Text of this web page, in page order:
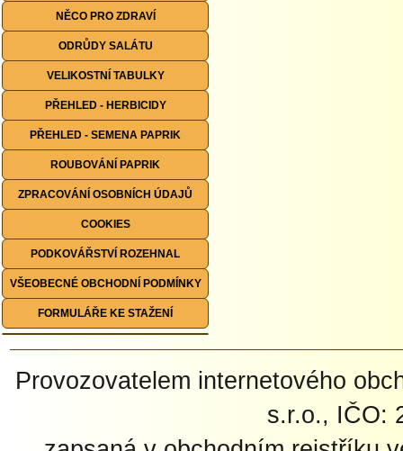
NĚCO PRO ZDRAVÍ
ODRŮDY SALÁTU
VELIKOSTNÍ TABULKY
PŘEHLED - HERBICIDY
PŘEHLED - SEMENA PAPRIK
ROUBOVÁNÍ PAPRIK
ZPRACOVÁNÍ OSOBNÍCH ÚDAJŮ
COOKIES
PODKOVÁŘSTVÍ ROZEHNAL
VŠEOBECNÉ OBCHODNÍ PODMÍNKY
FORMULÁŘE KE STAŽENÍ
Provozovatelem internetového
s.r.o., IČO: